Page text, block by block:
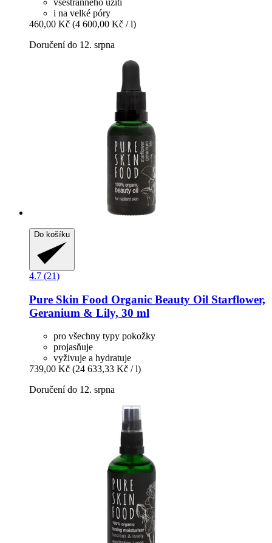
i na velké póry
460,00 Kč (4 600,00 Kč / l)
Doručení do 12. srpna
Do košíku
4.7 (21)
Pure Skin Food Organic Beauty Oil Starflower,
Geranium & Lily, 30 ml
pro všechny typy pokožky
projasňuje
vyživuje a hydratuje
739,00 Kč (24 633,33 Kč / l)
Doručení do 12. srpna